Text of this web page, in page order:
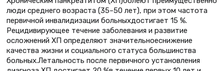
люди среднего возраста (35–50 лет), при этом частота
первичной инвалидизации больныхдостигает 15 %.
Рецидивирующее течение заболевания и развитие
осложнений ХП определяют значительноеснижение
качества жизни и социального статуса большинства
больных.Летальность после первичного установления